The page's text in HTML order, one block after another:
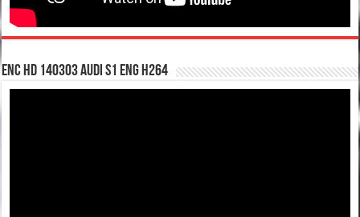
enc hd 140303 Audi S1 ENG H264